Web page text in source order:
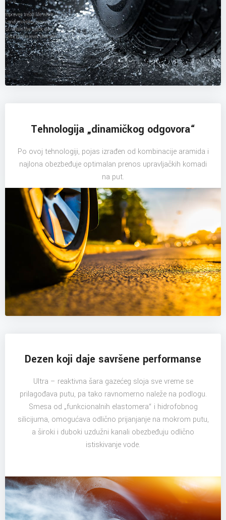
Tehnologija „dinamičkog odgovora“
Po ovoj tehnologiji, pojas izrađen od kombinacije aramida i
najlona obezbeđuje optimalan prenos upravljačkih komadi
na put.
Dezen koji daje savršene performanse
Ultra – reaktivna šara gazećeg sloja sve vreme se
prilagođava putu, pa tako ravnomerno naleže na podlogu.
Smesa od „funkcionalnih elastomera“ i hidrofobnog
silicijuma, omogućava odlično prijanjanje na mokrom putu,
a široki i duboki uzdužni kanali obezbeđuju odlično
istiskivanje vode.